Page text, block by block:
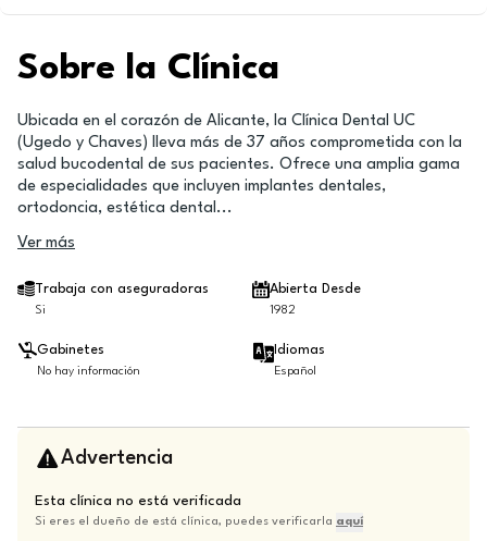
Sobre la Clínica
Ubicada en el corazón de Alicante, la Clínica Dental UC
(Ugedo y Chaves) lleva más de 37 años comprometida con la
salud bucodental de sus pacientes. Ofrece una amplia gama
de especialidades que incluyen implantes dentales,
ortodoncia, estética dental...
Ver más
Trabaja con aseguradoras
Si
Abierta Desde
1982
Gabinetes
No hay información
Idiomas
Español
Advertencia
Esta clínica no está verificada
Si eres el dueño de está clínica, puedes verificarla aquí